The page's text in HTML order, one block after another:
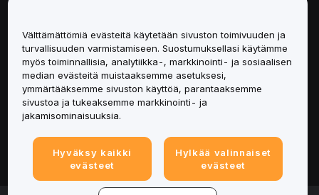
Palvelut
Tuki
Tuotteet
Lakiasiat
Välttämättömiä evästeitä käytetään sivuston toimivuuden ja
turvallisuuden varmistamiseen. Suostumuksellasi käytämme
myös toiminnallisia, analytiikka-, markkinointi- ja sosiaalisen
median evästeitä muistaaksemme asetuksesi,
ymmärtääksemme sivuston käyttöä, parantaaksemme
sivustoa ja tukeaksemme markkinointi- ja
jakamisominaisuuksia.
Hyväksy kaikki
evästeet
Hylkää valinnaiset
evästeet